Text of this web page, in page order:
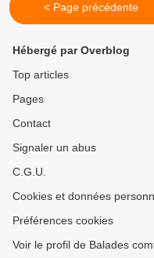
< Page précédente
Hébergé par Overblog
Top articles
Pages
Contact
Signaler un abus
C.G.U.
Cookies et données
Préférences cookies
Voir le profil de Balades